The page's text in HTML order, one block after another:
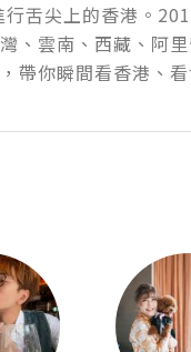
舌尖上的香港。
、雲南、西藏、阿
帶你瞬間看香港